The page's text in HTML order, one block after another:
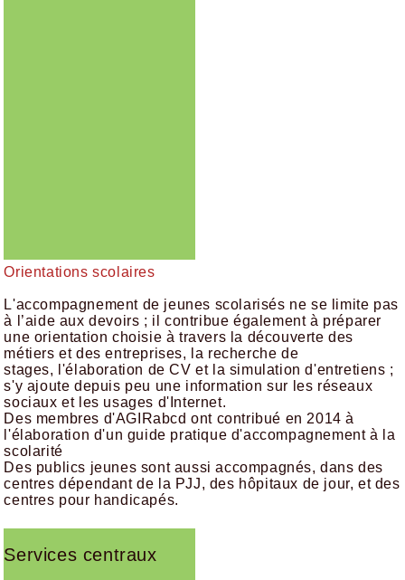
Orientations scolaires
L'accompagnement de jeunes scolarisés ne se limite pas
à l’aide aux devoirs ; il contribue également à préparer
une orientation choisie à travers la découverte des
métiers et des entreprises, la recherche de
stages, l'élaboration de CV et la simulation d'entretiens ;
s'y ajoute depuis peu une information sur les réseaux
sociaux et les usages d'Internet.
Des membres d'AGIRabcd ont contribué en 2014 à
l'élaboration d'un guide pratique d'accompagnement à la
scolarité
Des publics jeunes sont aussi accompagnés, dans des
centres dépendant de la PJJ, des hôpitaux de jour, et des
centres pour handicapés.
Services centraux